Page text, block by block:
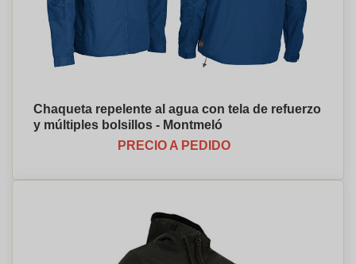
Chaqueta repelente al agua con tela de refuerzo
y múltiples bolsillos - Montmeló
PRECIO A PEDIDO